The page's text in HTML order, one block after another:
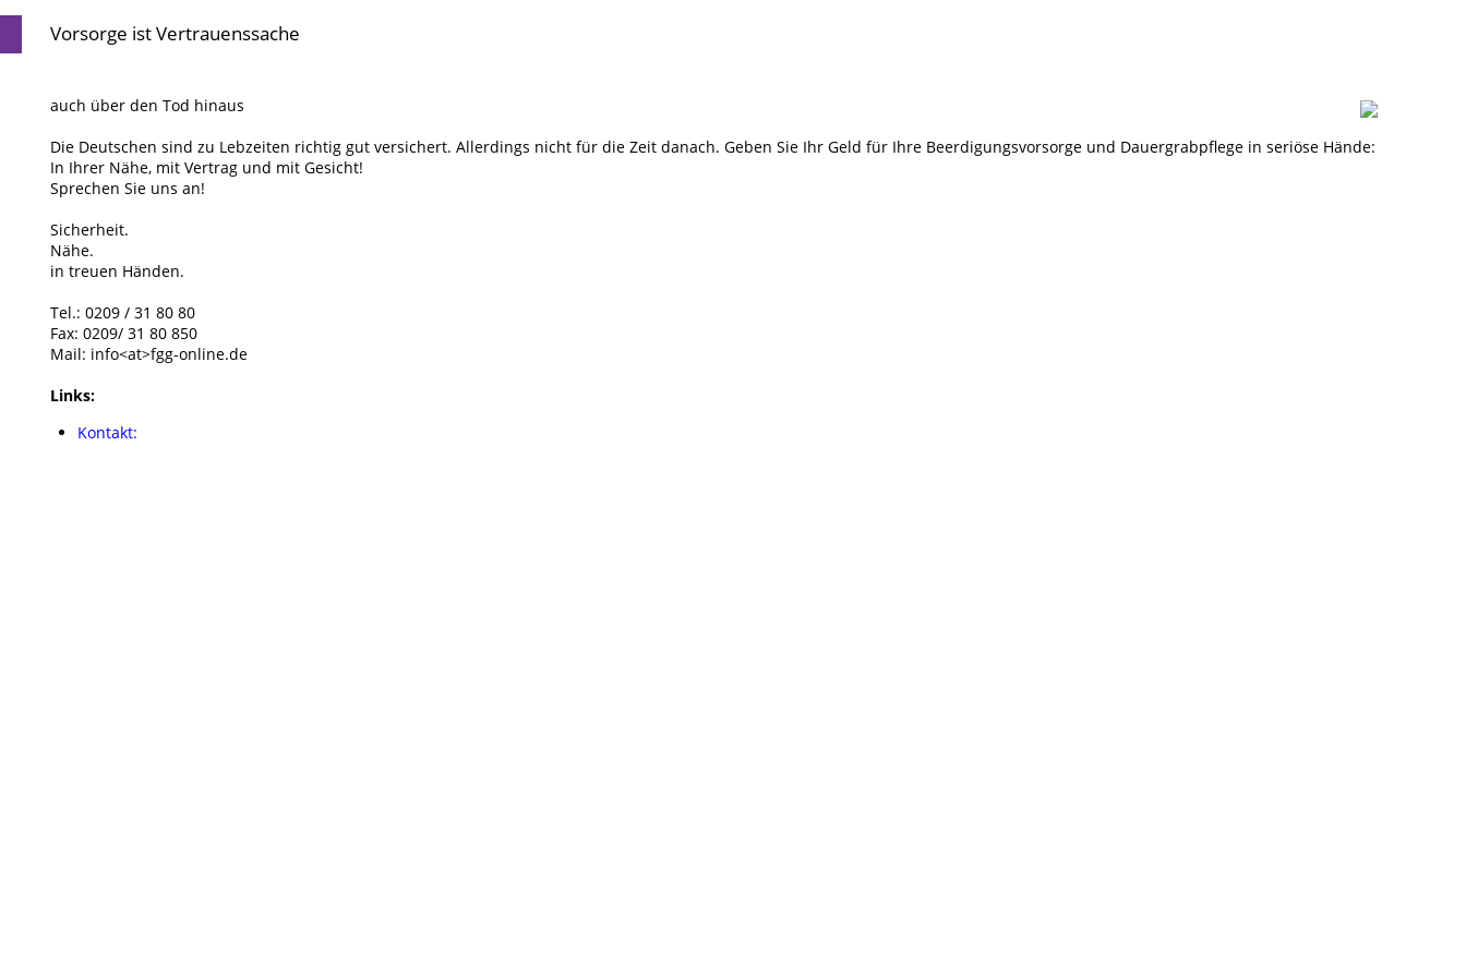
Vorsorge ist Vertrauenssache
auch über den Tod hinaus
Die Deutschen sind zu Lebzeiten richtig gut versichert. Allerdings nicht für die Zeit danach. Geben Sie Ihr Geld für Ihre Beerdigungsvorsorge und Dauergrabpflege in seriöse Hände:
In Ihrer Nähe, mit Vertrag und mit Gesicht!
Sprechen Sie uns an!
Sicherheit.
Nähe.
in treuen Händen.
Tel.: 0209 / 31 80 80
Fax: 0209/ 31 80 850
Mail: info<at>fgg-online.de
Links:
Kontakt: